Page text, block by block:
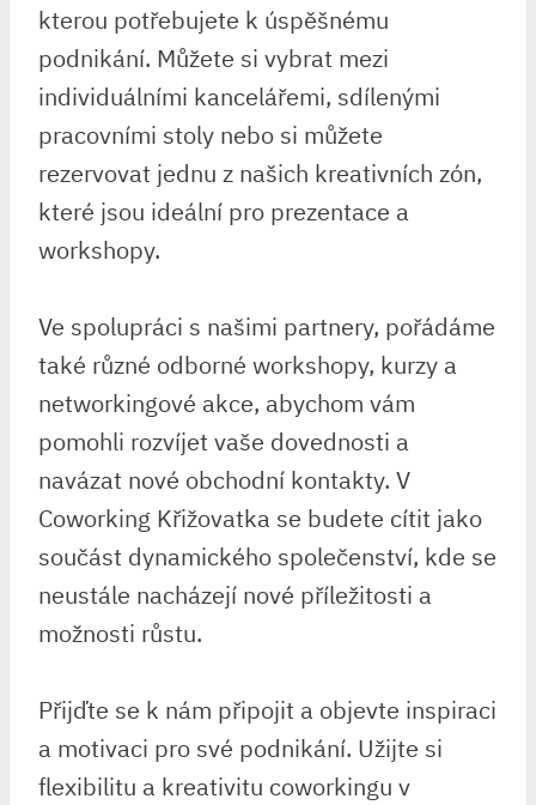
kterou potřebujete k úspěšnému
podnikání. Můžete si vybrat mezi
individuálními kancelářemi, sdílenými
pracovními stoly nebo si můžete
rezervovat jednu z našich kreativních zón,
které jsou ideální pro prezentace a
workshopy.
Ve spolupráci s našimi partnery, pořádáme
také různé odborné workshopy, kurzy a
networkingové akce, abychom vám
pomohli rozvíjet vaše dovednosti a
navázat nové obchodní kontakty. V
Coworking Křižovatka se budete cítit jako
součást dynamického společenství, kde se
neustále nacházejí nové příležitosti a
možnosti růstu.
Přijďte se k nám připojit a objevte inspiraci
a motivaci pro své podnikání. Užijte si
flexibilitu a kreativitu coworkingu v